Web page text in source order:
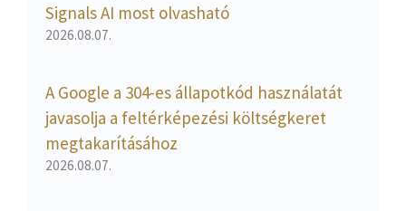
Signals AI most olvasható
2026.08.07.
A Google a 304-es állapotkód használatát
javasolja a feltérképezési költségkeret
megtakarításához
2026.08.07.